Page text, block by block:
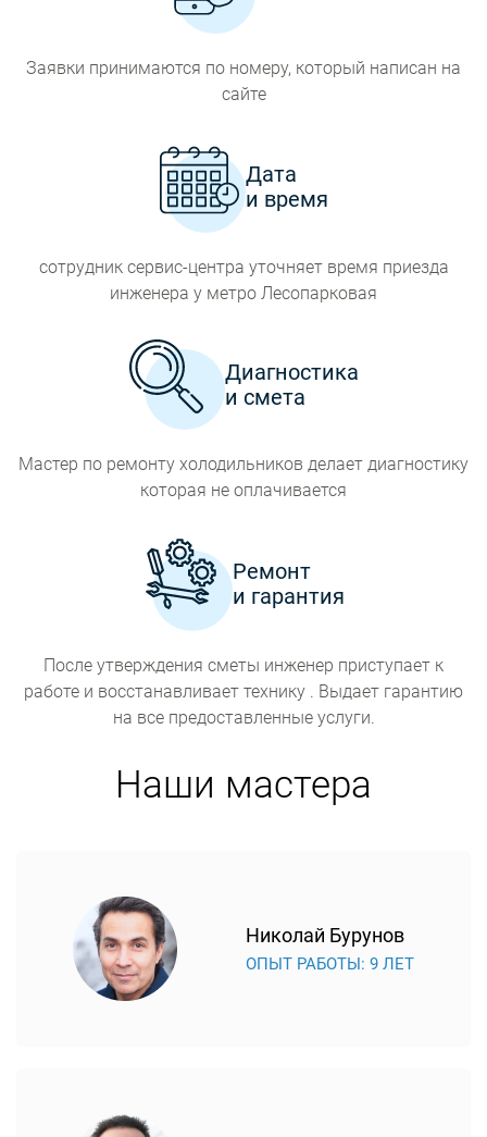
Заявки принимаются по номеру, который написан на
сайте
Дата
и время
сотрудник сервис-центра уточняет время приезда
инженера у метро Лесопарковая
Диагностика
и смета
Мастер по ремонту холодильников делает диагностику
которая не оплачивается
Ремонт
и гарантия
После утверждения сметы инженер приступает к
работе и восстанавливает технику . Выдает гарантию
на все предоставленные услуги.
Наши мастера
Николай Бурунов
ОПЫТ РАБОТЫ: 9 ЛЕТ